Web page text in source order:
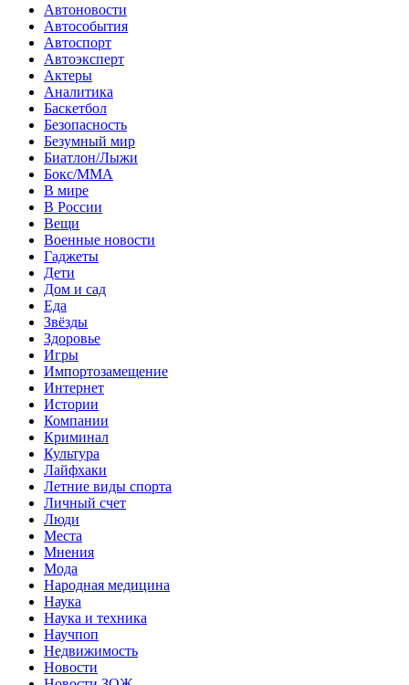
Автоновости
Автособытия
Автоспорт
Автоэксперт
Актеры
Аналитика
Баскетбол
Безопасность
Безумный мир
Биатлон/Лыжи
Бокс/MMA
В мире
В России
Вещи
Военные новости
Гаджеты
Дети
Дом и сад
Еда
Звёзды
Здоровье
Игры
Импортозамещение
Интернет
Истории
Компании
Криминал
Культура
Лайфхаки
Летние виды спорта
Личный счет
Люди
Места
Мнения
Мода
Народная медицина
Наука
Наука и техника
Научпоп
Недвижимость
Новости